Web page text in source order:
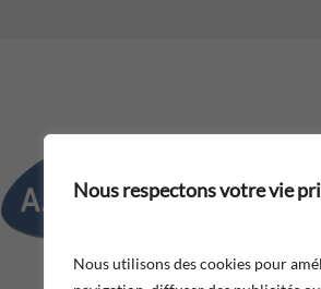
Nous respectons votre vie
Nous utilisons des cookies pour
Fax : 05